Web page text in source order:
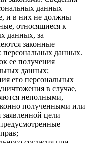
данных
и в них не должны
относящиеся к
данных, за
законные
персональных данных.
ее получения
данных;
его персональных
в случае,
неполными,
полученными или
цели